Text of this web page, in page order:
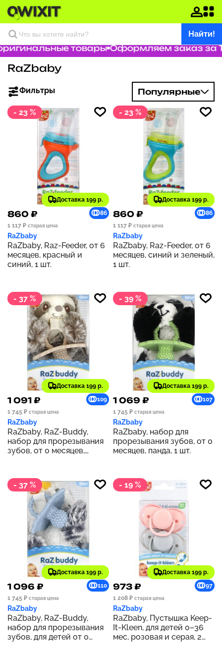
Найти!
товары Оформляем заказ за 1
RaZbaby
Фильтры Популярные
- 23 %
Доставка 199 р.
860 ₽
86
1 117 ₽ старая цена
RaZbaby
RaZbaby, Raz-Feeder, от 6
месяцев, красный и
синий, 1 шт.
- 23 %
Доставка 199 р.
860 ₽
86
1 117 ₽ старая цена
RaZbaby
RaZbaby, Raz-Feeder, от 6
месяцев, синий и зеленый,
1 шт.
- 37 %
Доставка 199 р.
1 091 ₽
109
1 745 ₽ старая цена
RaZbaby
RaZbaby, RaZ-Buddy,
набор для прорезывания
зубов, от 0 месяцев,
- 39 %
Доставка 199 р.
1 069 ₽
107
1 745 ₽ старая цена
RaZbaby
RaZbaby, набор для
прорезывания зубов, от 0
месяцев, панда, 1 шт.
- 37 %
Доставка 199 р.
1 096 ₽
110
1 745 ₽ старая цена
RaZbaby
RaZbaby, RaZ-Buddy,
набор для прорезывания
зубов, для детей от 0
- 19 %
Доставка 199 р.
973 ₽
97
1 208 ₽ старая цена
RaZbaby
RaZbaby, Пустышка Keep-
It-Kleen, для детей 0–36
мес, розовая и серая, 2